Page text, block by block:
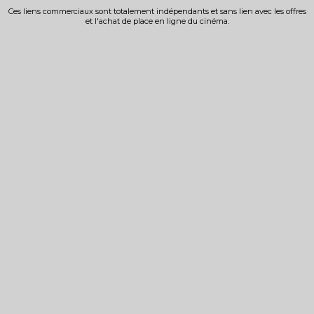
Ces liens commerciaux sont totalement indépendants et sans lien avec les offres
et l'achat de place en ligne du cinéma.